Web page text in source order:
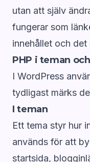
utan att själv
fungerar som
innehållet och det
PHP i teman
I WordPress
tydligast märks
I teman
Ett tema styr hur
används för att
startsida,